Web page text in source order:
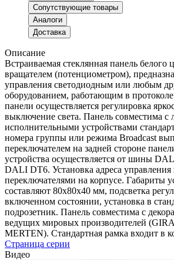
Сопутствующие товары
Аналоги
Доставка
Описание
Встраиваемая стеклянная панель белого
вращателем (потенциометром),
управления светодиодным или любым
оборудованием, работающим в
панели осуществляется регулировка
выключение света. Панель совместима
исполнительными устройствами
номера группы или режима Broadcast
переключателем на задней стороне
устройства осуществляется от шины
DALI DT6. Установка адреса управления
переключателями на корпусе. Габариты
составляют 80х80х40 мм, подсветка
включенном состоянии, установка в
подрозетник. Панель совместима с
ведущих мировых производителей
MERTEN). Стандартная рамка входит в
Страница серии
Видео